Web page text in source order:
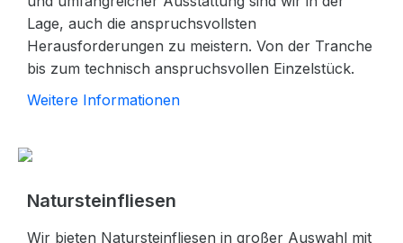
Lage, auch die anspruchsvollsten
Herausforderungen zu meistern. Von der Tranche
bis zum technisch anspruchsvollen Einzelstück.
Weitere Informationen
Natursteinfliesen
Wir bieten Natursteinfliesen in großer Auswahl mit